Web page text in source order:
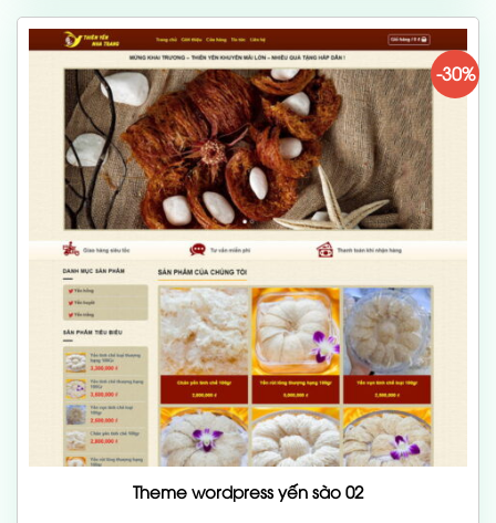
-30%
Theme wordpress yến sào 02